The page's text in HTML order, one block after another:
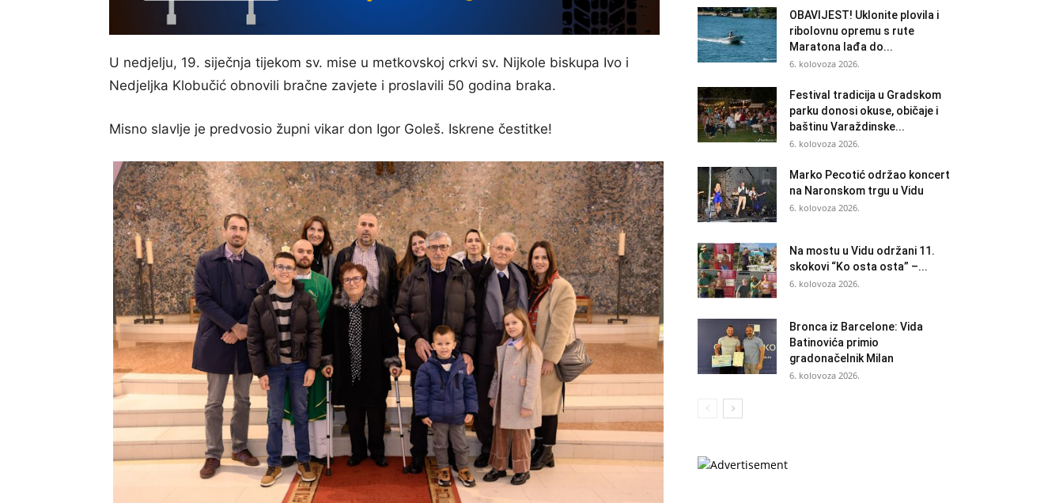
U nedjelju, 19. siječnja tijekom sv. mise u metkovskoj crkvi sv. Nijkole biskupa Ivo i
Nedjeljka Klobučić obnovili bračne zavjete i proslavili 50 godina braka.
Misno slavlje je predvosio župni vikar don Igor Goleš. Iskrene čestitke!
OBAVIJEST! Uklonite plovila i
ribolovnu opremu s rute
Maratona lađa do...
6. kolovoza 2026.
Festival tradicija u Gradskom
parku donosi okuse, običaje i
baštinu Varaždinske...
6. kolovoza 2026.
Marko Pecotić održao koncert
na Naronskom trgu u Vidu
6. kolovoza 2026.
Na mostu u Vidu održani 11.
skokovi “Ko osta osta” –...
6. kolovoza 2026.
Bronca iz Barcelone: Vida
Batinovića primio
gradonačelnik Milan
6. kolovoza 2026.